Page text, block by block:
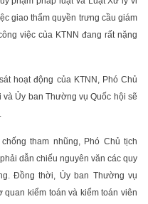
giao thẩm quyền trưng cầu giám
việc của KTNN đang rất nặng
hoạt động của KTNN, Phó Chủ
Ủy ban Thường vụ Quốc hội sẽ
tham nhũng, Phó Chủ tịch
dẫn chiếu nguyên văn các quy
Đồng thời, Ủy ban Thường vụ
kiểm toán và kiểm toán viên